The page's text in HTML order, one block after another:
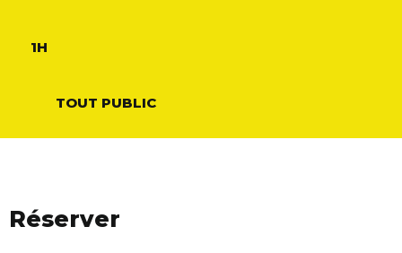
1H
TOUT PUBLIC
Réserver